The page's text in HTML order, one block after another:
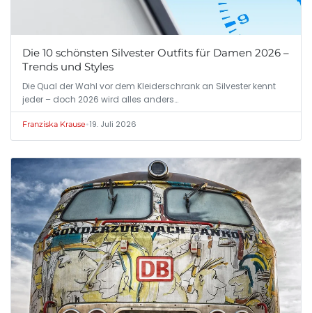
Die 10 schönsten Silvester Outfits für Damen 2026 –
Trends und Styles
Die Qual der Wahl vor dem Kleiderschrank an Silvester kennt
jeder – doch 2026 wird alles anders…
Franziska Krause•19. Juli 2026